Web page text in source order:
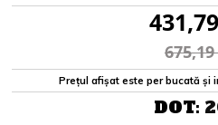
675,19
Prețul afișat este per bucată și
DOT: